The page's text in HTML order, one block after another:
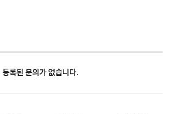
등록된 문의가 없습니다.